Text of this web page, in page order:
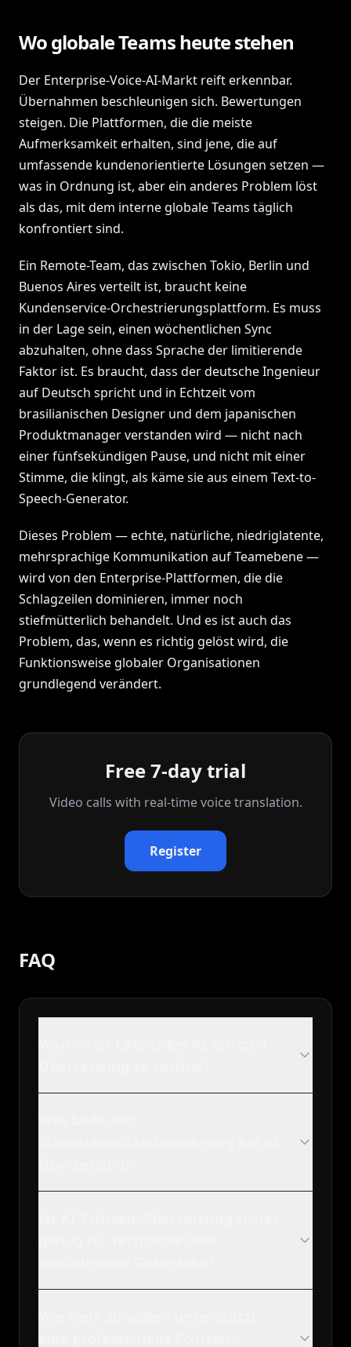
Wo globale Teams heute stehen
Der Enterprise-Voice-AI-Markt reift erkennbar.
Übernahmen beschleunigen sich. Bewertungen
steigen. Die Plattformen, die die meiste
Aufmerksamkeit erhalten, sind jene, die auf
umfassende kundenorientierte Lösungen setzen —
was in Ordnung ist, aber ein anderes Problem löst
als das, mit dem interne globale Teams täglich
konfrontiert sind.
Ein Remote-Team, das zwischen Tokio, Berlin und
Buenos Aires verteilt ist, braucht keine
Kundenservice-Orchestrierungsplattform. Es muss
in der Lage sein, einen wöchentlichen Sync
abzuhalten, ohne dass Sprache der limitierende
Faktor ist. Es braucht, dass der deutsche Ingenieur
auf Deutsch spricht und in Echtzeit vom
brasilianischen Designer und dem japanischen
Produktmanager verstanden wird — nicht nach
einer fünfsekündigen Pause, und nicht mit einer
Stimme, die klingt, als käme sie aus einem Text-to-
Speech-Generator.
Dieses Problem — echte, natürliche, niedriglatente,
mehrsprachige Kommunikation auf Teamebene —
wird von den Enterprise-Plattformen, die die
Schlagzeilen dominieren, immer noch
stiefmütterlich behandelt. Und es ist auch das
Problem, das, wenn es richtig gelöst wird, die
Funktionsweise globaler Organisationen
grundlegend verändert.
Free 7-day trial
Video calls with real‑time voice translation.
Register
FAQ